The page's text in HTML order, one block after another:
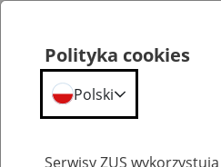
Polityka cookies
Polski
Serwisy ZUS